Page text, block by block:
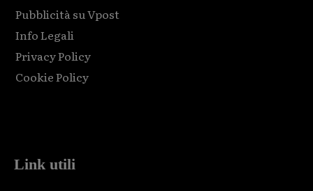
Pubblicità su Vpost
Info Legali
Privacy Policy
Cookie Policy
Link utili